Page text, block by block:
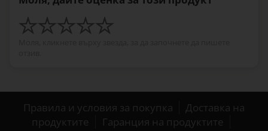
Правила и условия за покупка
Доставка на
продуктите
Гаранция на продуктите